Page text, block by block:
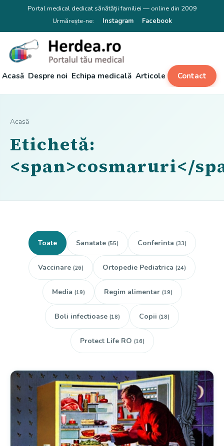
Portal medical dedicat sănătății familiei — online din 2009
Urmărește-ne:
Instagram Facebook
Acasă Despre noi Echipa medicală Articole Contact
Acasă
Etichetă:
<span>cosmaruri</
Toate Sanatate (55) Conferinta (33)
Vaccinare (26) Ortopedie Pediatrica (24)
Media (19) Regim alimentar (19)
Boli infectioase (18) Copii (18)
Protect Life RO (16)